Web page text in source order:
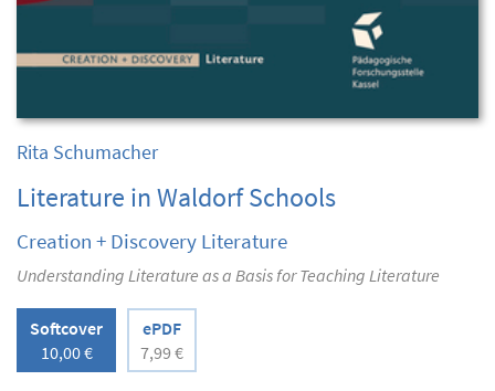
Rita Schumacher
Literature in Waldorf Schools
Creation + Discovery Literature
Understanding Literature as a Basis for Teaching Literature
Softcover
10,00 €
ePDF
7,99 €